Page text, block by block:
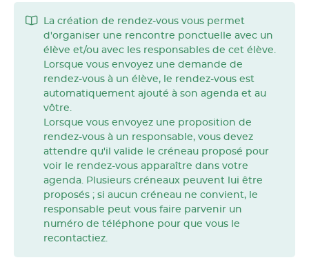
La création de rendez-vous vous permet
d'organiser une rencontre ponctuelle avec un
élève et/ou avec les responsables de cet élève.
Lorsque vous envoyez une demande de
rendez-vous à un élève, le rendez-vous est
automatiquement ajouté à son agenda et au
vôtre.
Lorsque vous envoyez une proposition de
rendez-vous à un responsable, vous devez
attendre qu'il valide le créneau proposé pour
voir le rendez-vous apparaître dans votre
agenda. Plusieurs créneaux peuvent lui être
proposés ; si aucun créneau ne convient, le
responsable peut vous faire parvenir un
numéro de téléphone pour que vous le
recontactiez.